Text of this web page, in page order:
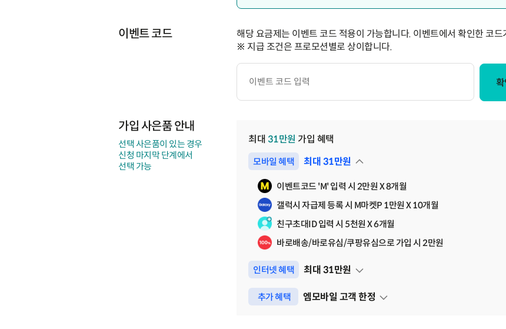
이벤트 코드
해당 요금제는 이벤트 코드 적용이 가능합니다. 이벤트에서 확인한 코
※ 지급 조건은 프로모션별로 상이합니다.
이
가입 사은품 안내
선택 사은품이 있는 경우
신청 마지막 단계에서
선택 가능
최대 31만원 가입 혜택
모바일 혜택 최대 31만원
펼쳐보기
이벤트코드 'M' 입력 시 2만원 X 8개월
갤럭시 자급제 등록 시 M마켓P 1만원 X 10개월
친구초대ID 입력 시 5천원 X 6개월
바로배송/바로유심/쿠팡유심으로 가입 시 2만원
인터넷 혜택 최대 31만원
펼쳐보기
추가 혜택 엠모바일 고객 한정
펼쳐보기